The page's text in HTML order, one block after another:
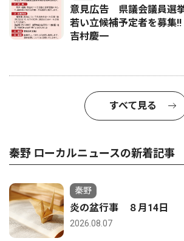
意見広告 県議会議員選
若い立候補予定者を募集
吉村慶一
すべて見る
秦野 ローカルニュースの新着記事
秦野
炎の盆行事 ８月14日
2026.08.07